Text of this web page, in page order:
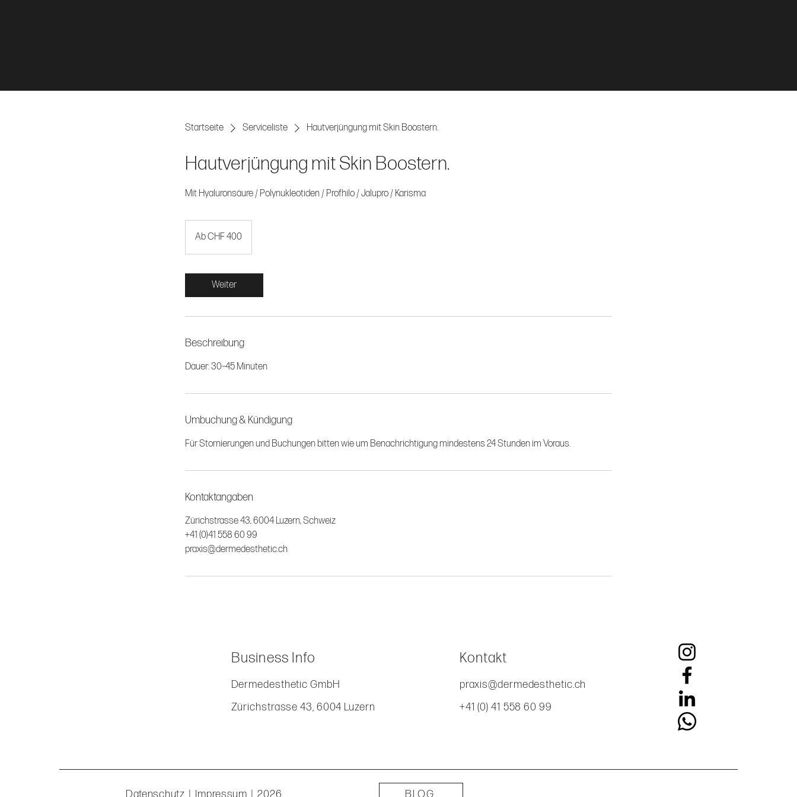
Startseite Serviceliste Hautverjüngung mit Skin Boostern.
Hautverjüngung mit Skin Boostern.
Mit Hyaluronsäure / Polynukleotiden / Profhilo / Jalupro / Karisma
Schweizer
Ab CHF 400
Weiter
Beschreibung
Dauer: 30–45 Minuten
Umbuchung & Kündigung
Für Stornierungen und Buchungen bitten wie um Benachrichtigung mindestens 24 Stunden im Voraus.
Kontaktangaben
Zürichstrasse 43, 6004 Luzern, Schweiz
+41 (0)41 558 60 99
praxis@dermedesthetic.ch
Business Info
Dermedesthetic GmbH
Zürichstrasse 43, 6004 Luzern
Kontakt
praxis@dermedesthetic.ch
+41 (0) 41 558 60 99
Datenschutz Impressum | 2026